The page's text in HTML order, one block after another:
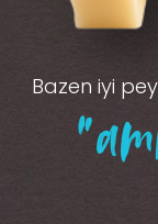
Bazen iyi